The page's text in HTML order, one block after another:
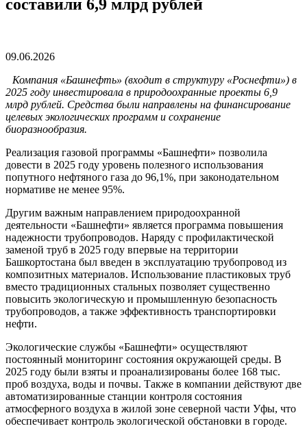
составили 6,9 млрд рублей
09.06.2026
Компания «Башнефть» (входит в структуру «Роснефти») в
2025 году инвестировала в природоохранные проекты 6,9
млрд рублей. Средства были направлены на финансирование
целевых экологических программ и сохранение
биоразнообразия.
Реализация газовой программы «Башнефти» позволила
довести в 2025 году уровень полезного использования
попутного нефтяного газа до 96,1%, при законодательном
нормативе не менее 95%.
Другим важным направлением природоохранной
деятельности «Башнефти» является программа повышения
надежности трубопроводов. Наряду с профилактической
заменой труб в 2025 году впервые на территории
Башкортостана был введен в эксплуатацию трубопровод из
композитных материалов. Использование пластиковых труб
вместо традиционных стальных позволяет существенно
повысить экологическую и промышленную безопасность
трубопроводов, а также эффективность транспортировки
нефти.
Экологические службы «Башнефти» осуществляют
постоянный мониторинг состояния окружающей среды. В
2025 году были взяты и проанализированы более 168 тыс.
проб воздуха, воды и почвы. Также в компании действуют две
автоматизированные станции контроля состояния
атмосферного воздуха в жилой зоне северной части Уфы, что
обеспечивает контроль экологической обстановки в городе.